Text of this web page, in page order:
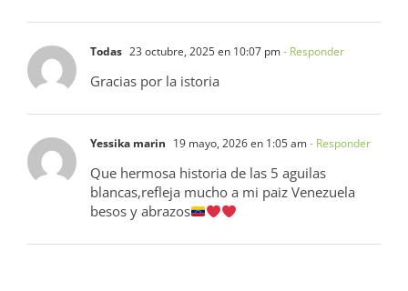
Todas 23 octubre, 2025 en 10:07 pm- Responder
Gracias por la istoria
Yessika marin 19 mayo, 2026 en 1:05 am- Responder
Que hermosa historia de las 5 aguilas
blancas,refleja mucho a mi paiz Venezuela
besos y abrazos